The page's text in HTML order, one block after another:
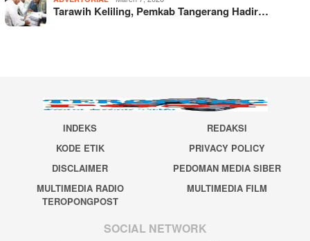
Tarawih Keliling, Pemkab Tangerang Hadir…
INDEKS
REDAKSI
KODE ETIK
PRIVACY POLICY
DISCLAIMER
PEDOMAN MEDIA SIBER
MULTIMEDIA RADIO
TEROPONGPOST
MULTIMEDIA FILM
SOCIAL NETWORK